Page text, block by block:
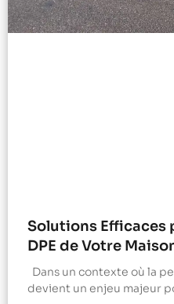
Solutions Efficaces
DPE de Votre
Dans un contexte où la
devient un enjeu majeur